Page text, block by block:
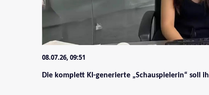
08.07.26, 09:51
Die komplett KI-generierte „Schauspielerin“ soll